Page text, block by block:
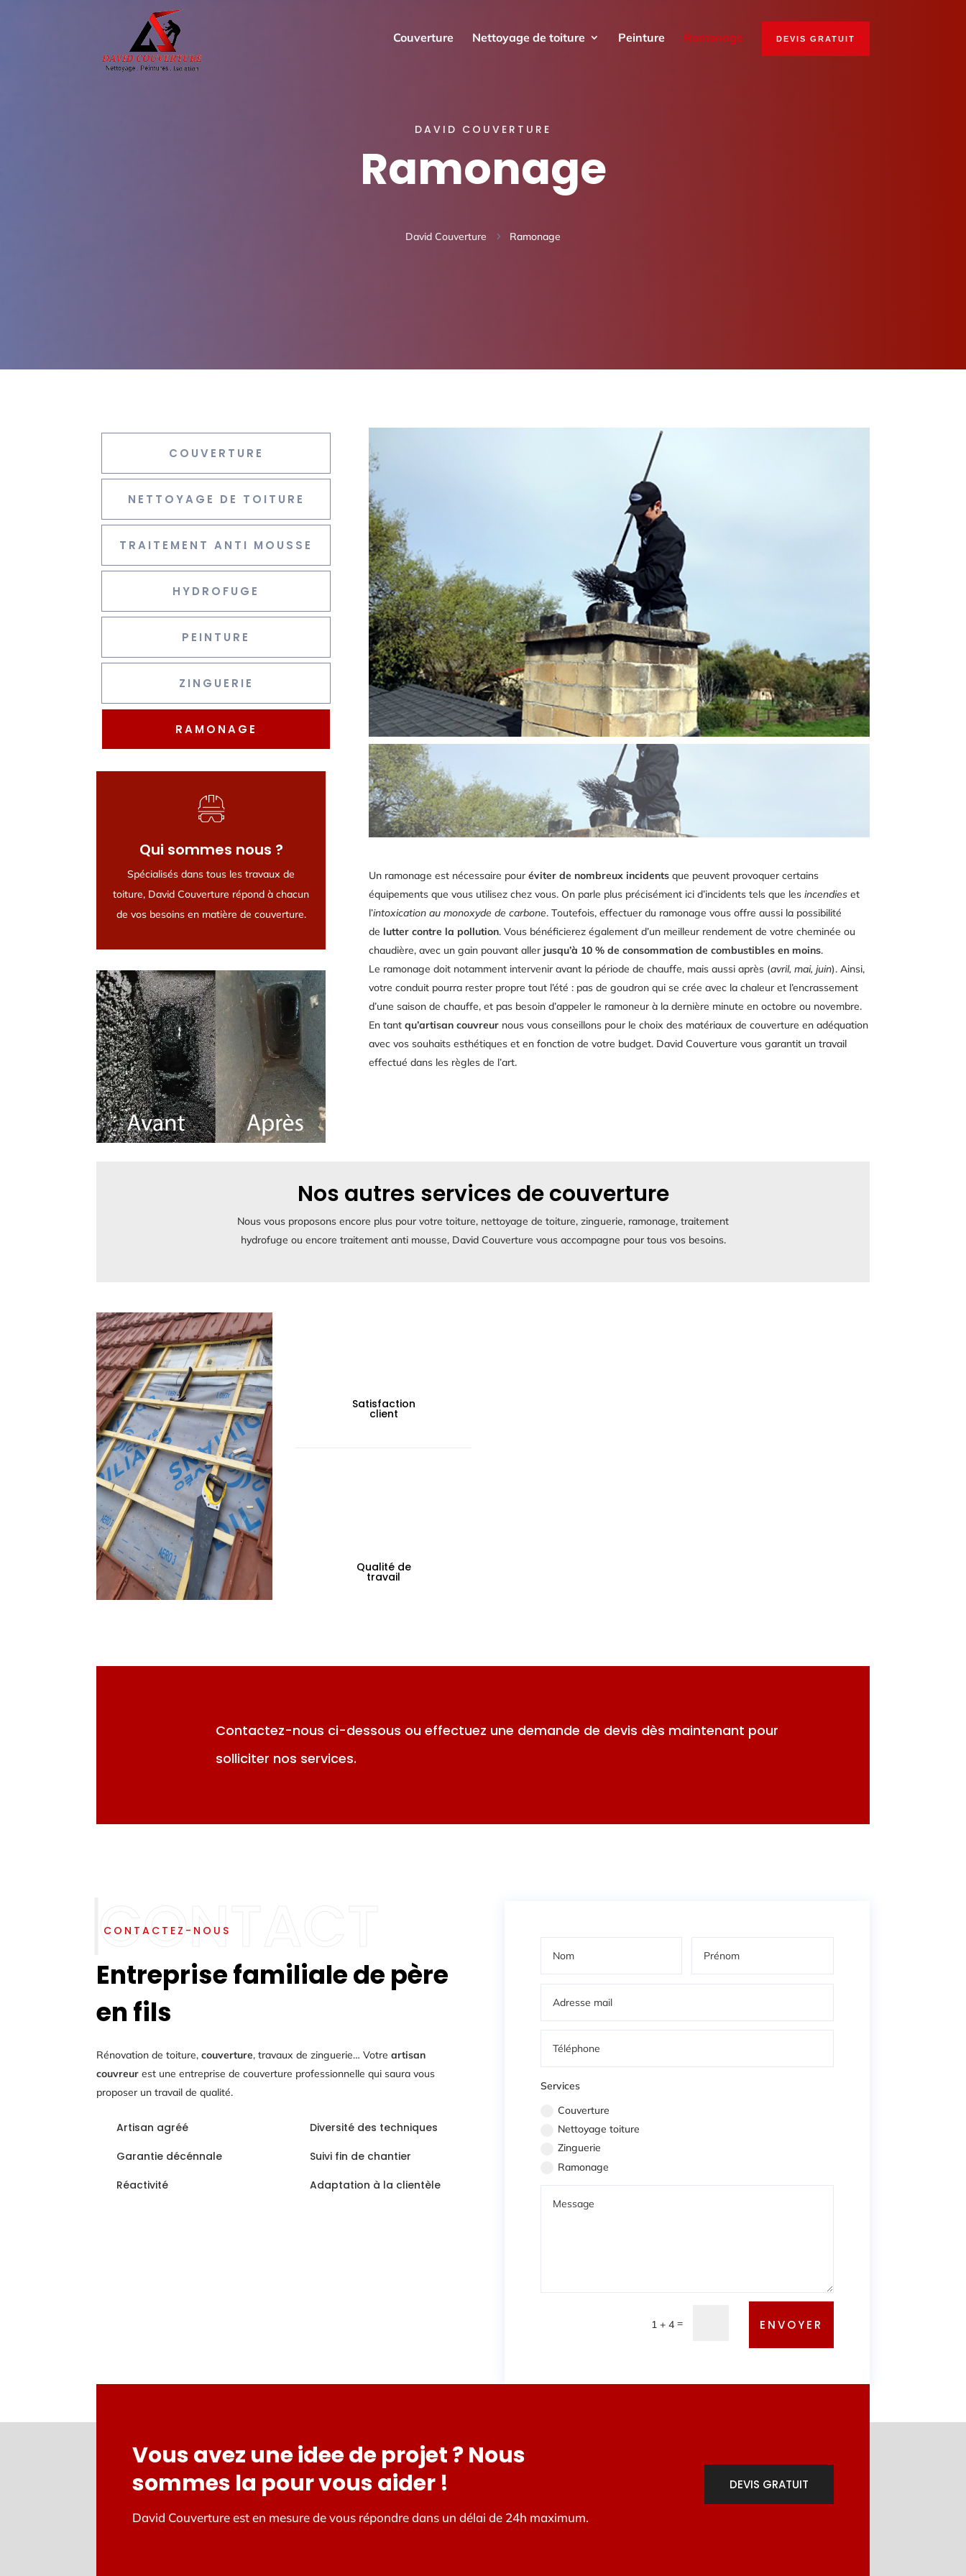
Couverture Nettoyage de toiture Peinture Ramonage DEVIS GRATUIT
DAVID COUVERTURE
Ramonage
David Couverture 5 Ramonage
COUVERTURE
NETTOYAGE DE TOITURE
TRAITEMENT ANTI MOUSSE
HYDROFUGE
PEINTURE
ZINGUERIE
RAMONAGE
Qui sommes nous ?
Spécialisés dans tous les travaux de
toiture, David Couverture répond à chacun
de vos besoins en matière de couverture.
Qui sommes nous ?
Spécialisés dans tous les travaux de
toiture, David Couverture répond à chacun
de vos besoins en matière de couverture.
Un ramonage est nécessaire pour éviter de nombreux incidents que peuvent provoquer certains
équipements que vous utilisez chez vous. On parle plus précisément ici d’incidents tels que les incendies et
l’intoxication au monoxyde de carbone. Toutefois, effectuer du ramonage vous offre aussi la possibilité
de lutter contre la pollution. Vous bénéficierez également d’un meilleur rendement de votre cheminée ou
chaudière, avec un gain pouvant aller jusqu’à 10 % de consommation de combustibles en moins.
Le ramonage doit notamment intervenir avant la période de chauffe, mais aussi après (avril, mai, juin). Ainsi,
votre conduit pourra rester propre tout l’été : pas de goudron qui se crée avec la chaleur et l’encrassement
d’une saison de chauffe, et pas besoin d’appeler le ramoneur à la dernière minute en octobre ou novembre.
En tant qu’artisan couvreur nous vous conseillons pour le choix des matériaux de couverture en adéquation
avec vos souhaits esthétiques et en fonction de votre budget. David Couverture vous garantit un travail
effectué dans les règles de l’art.
Nos autres services de couverture
Nous vous proposons encore plus pour votre toiture, nettoyage de toiture, zinguerie, ramonage, traitement
hydrofuge ou encore traitement anti mousse, David Couverture vous accompagne pour tous vos besoins.
Satisfaction
client
Qualité de
travail
Contactez-nous ci-dessous ou effectuez une demande de devis dès maintenant pour
solliciter nos services.
CONTACTEZ-NOUS
Entreprise familiale de père
en fils
Rénovation de toiture,couverture, travaux de zinguerie… Votreartisan
couvreurest une entreprise de couverture professionnelle qui saura vous
proposer un travail de qualité.
Artisan agréé
Garantie décénnale
Réactivité
Diversité des techniques
Suivi fin de chantier
Adaptation à la clientèle
Services
Couverture
Nettoyage toiture
Zinguerie
Ramonage
1 + 4= ENVOYER
Vous avez une idee de projet ? Nous
sommes la pour vous aider !
David Couverture est en mesure de vous répondre dans un délai de 24h maximum.
DEVIS GRATUIT